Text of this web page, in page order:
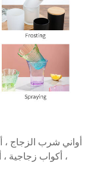
أواني شرب الزجاج ،
، أكواب زجاجية